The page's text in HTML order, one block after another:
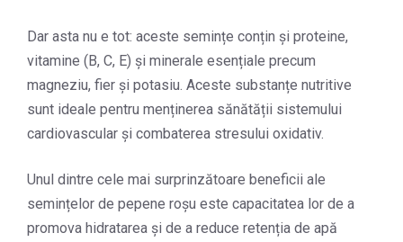
Dar asta nu e tot: aceste semințe conțin și proteine,
vitamine (B, C, E) și minerale esențiale precum
magneziu, fier și potasiu. Aceste substanțe nutritive
sunt ideale pentru menținerea sănătății sistemului
cardiovascular și combaterea stresului oxidativ.
Unul dintre cele mai surprinzătoare beneficii ale
semințelor de pepene roșu este capacitatea lor de a
promova hidratarea și de a reduce retenția de apă